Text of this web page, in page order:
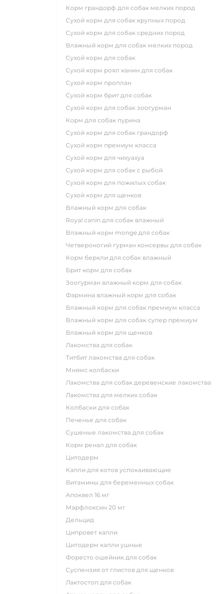
корм грандорф для собак мелких пород
сухой корм для собак крупных пород
сухой корм для собак средних пород
влажный корм для собак мелких пород
сухой корм для собак
сухой корм роял канин для собак
сухой корм проплан
сухой корм брит для собак
сухой корм для собак зоогурман
корм для собак пурина
сухой корм для собак грандорф
сухой корм премиум класса
сухой корм для чихуахуа
сухой корм для собак с рыбой
сухой корм для пожилых собак
сухой корм для щенков
влажный корм для собак
royal canin для собак влажный
влажный корм monge для собак
четвероногий гурман консервы для собак
корм беркли для собак влажный
брит корм для собак
зоогурман влажный корм для собак
фармина влажный корм для собак
влажный корм для собак премиум класса
влажный корм для собак супер премиум
влажный корм для щенков
лакомства для собак
титбит лакомства для собак
мнямс колбаски
лакомства для собак деревенские лакомства
лакомства для мелких собак
колбаски для собак
печенье для собак
сушеные лакомства для собак
корм ренал для собак
цитодерм
капли для котов успокаивающие
витамины для беременных собак
апоквел 16 мг
марфлоксин 20 мг
дельцид
ципровет капли
цитодерм капли ушные
форесто ошейник для собак
суспензия от глистов для щенков
лактостоп для собак